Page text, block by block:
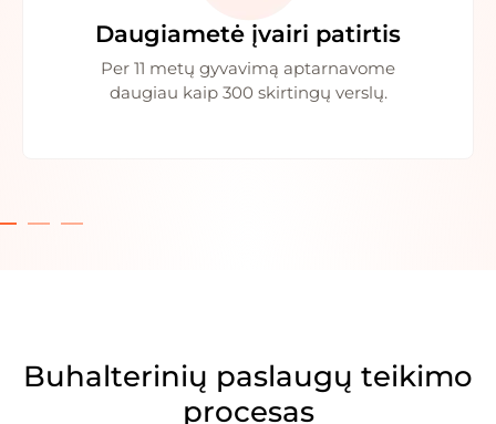
Daugiametė įvairi patirtis
Per 11 metų gyvavimą aptarnavome
daugiau kaip 300 skirtingų verslų.
Buhalterinių paslaugų teikimo
procesas